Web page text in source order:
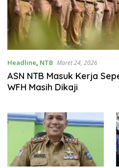
Headline, NTB Maret 24, 2026
ASN NTB Masuk Kerja
WFH Masih Dikaji